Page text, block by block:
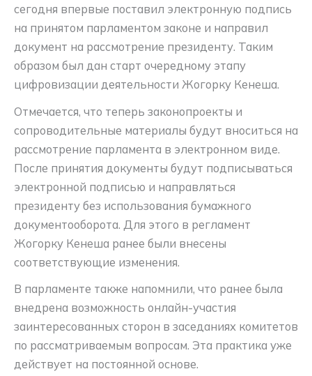
сегодня впервые поставил электронную подпись
на принятом парламентом законе и направил
документ на рассмотрение президенту. Таким
образом был дан старт очередному этапу
цифровизации деятельности Жогорку Кенеша.
Отмечается, что теперь законопроекты и
сопроводительные материалы будут вноситься на
рассмотрение парламента в электронном виде.
После принятия документы будут подписываться
электронной подписью и направляться
президенту без использования бумажного
документооборота. Для этого в регламент
Жогорку Кенеша ранее были внесены
соответствующие изменения.
В парламенте также напомнили, что ранее была
внедрена возможность онлайн-участия
заинтересованных сторон в заседаниях комитетов
по рассматриваемым вопросам. Эта практика уже
действует на постоянной основе.